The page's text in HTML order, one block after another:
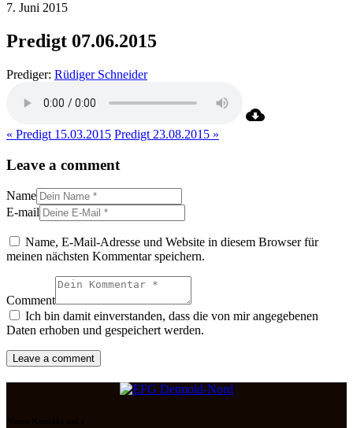
7. Juni 2015
Predigt 07.06.2015
Prediger: Rüdiger Schneider
« Predigt 15.03.2015 Predigt 23.08.2015 »
Leave a comment
Name
E-mail
Name, E-Mail-Adresse und Website in diesem Browser für
meinen nächsten Kommentar speichern.
Comment
Ich bin damit einverstanden, dass die von mir angegebenen
Daten erhoben und gespeichert werden.